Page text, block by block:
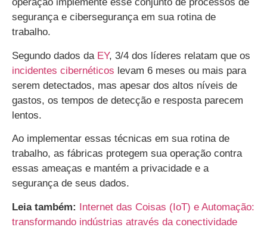
operação implemente esse conjunto de processos de
segurança e cibersegurança em sua rotina de
trabalho.
Segundo dados daEY, 3/4 dos líderes relatam que os
incidentes cibernéticos levam 6 meses ou mais para
serem detectados, mas apesar dos altos níveis de
gastos, os tempos de detecção e resposta parecem
lentos.
Ao implementar essas técnicas em sua rotina de
trabalho, as fábricas protegem sua operação contra
essas ameaças e mantém a privacidade e a
segurança de seus dados.
Leia também: Internet das Coisas (IoT) e Automação:
transformando indústrias através da conectividade